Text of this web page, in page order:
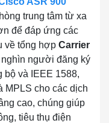
trung tâm từ xa
để đáp ứng các
về tổng hợp Carrier
người đăng ký
bộ và IEEE 1588,
MPLS cho các dịch
cao, chúng giúp
tiêu thụ điện